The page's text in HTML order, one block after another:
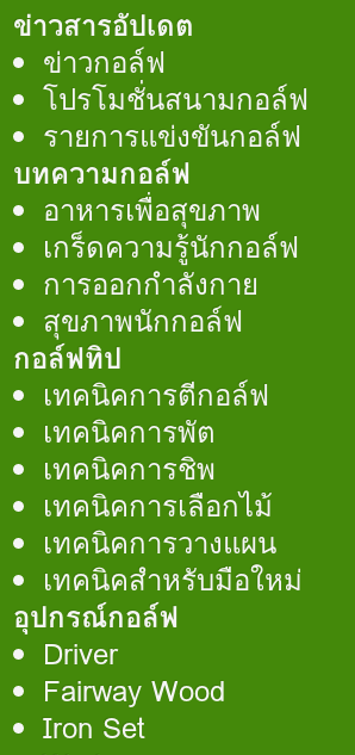
ข่าวสารอัปเดต
ข่าวกอล์ฟ
โปรโมชั่นสนามกอล์ฟ
รายการแข่งขันกอล์ฟ
บทความกอล์ฟ
อาหารเพื่อสุขภาพ
เกร็ดความรู้นักกอล์ฟ
การออกกำลังกาย
สุขภาพนักกอล์ฟ
กอล์ฟทิป
เทคนิคการตีกอล์ฟ
เทคนิคการพัต
เทคนิคการชิพ
เทคนิคการเลือกไม้
เทคนิคการวางแผน
เทคนิคสำหรับมือใหม่
อุปกรณ์กอล์ฟ
Driver
Fairway Wood
Iron Set